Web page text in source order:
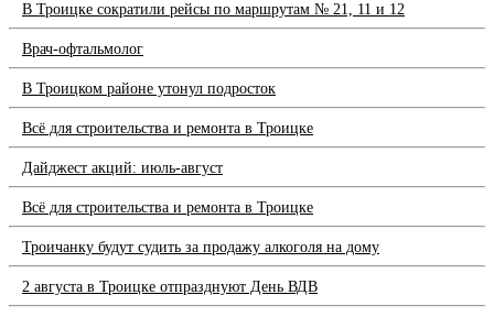
В Троицке сократили рейсы по маршрутам № 21, 11 и 12
Врач-офтальмолог
В Троицком районе утонул подросток
Всё для строительства и ремонта в Троицке
Дайджест акций: июль-август
Всё для строительства и ремонта в Троицке
Троичанку будут судить за продажу алкоголя на дому
2 августа в Троицке отпразднуют День ВДВ